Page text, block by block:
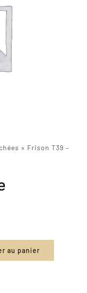
» Frison T39 –
au panier